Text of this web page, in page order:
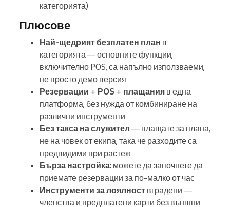
категорията)
Плюсове
Най-щедрият безплатен план в
категорията — основните функции,
включително POS, са напълно използваеми,
не просто демо версия
Резервации + POS + плащания в една
платформа, без нужда от комбиниране на
различни инструменти
Без такса на служител — плащате за плана,
не на човек от екипа, така че разходите са
предвидими при растеж
Бърза настройка: можете да започнете да
приемате резервации за по-малко от час
Инструменти за лоялност вградени —
членства и предплатени карти без външни